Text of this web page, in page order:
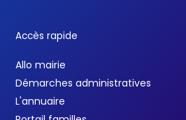
Accès rapide
Allo mairie
Démarches administratives
L'annuaire